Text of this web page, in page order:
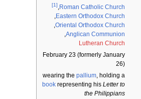
Roman Catholic Church
,
[1]
Eastern Orthodox Church
,
Oriental Orthodox Church
,
Anglican Communion
,
Lutheran Church
February 23 (formerly January
26)
wearing the pallium, holding a
book representing his Letter to
the Philippians